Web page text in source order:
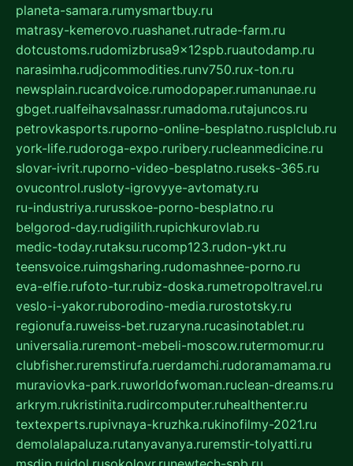
planeta-samara.rumysmartbuy.ru
matrasy-kemerovo.ruashanet.rutrade-farm.ru
dotcustoms.rudomizbrusa9x12spb.ruautodamp.ru
narasimha.rudjcommodities.runv750.rux-ton.ru
newsplain.rucardvoice.rumodopaper.rumanunae.ru
gbget.rualfeihavsalnassr.rumadoma.rutajuncos.ru
petrovkasports.ruporno-online-besplatno.rusplclub.ru
york-life.rudoroga-expo.ruribery.rucleanmedicine.ru
slovar-ivrit.ruporno-video-besplatno.ruseks-365.ru
ovucontrol.rusloty-igrovyye-avtomaty.ru
ru-industriya.rurusskoe-porno-besplatno.ru
belgorod-day.rudigilith.rupichkurovlab.ru
medic-today.rutaksu.rucomp123.rudon-ykt.ru
teensvoice.ruimgsharing.rudomashnee-porno.ru
eva-elfie.rufoto-tur.rubiz-doska.rumetropoltravel.ru
veslo-i-yakor.ruborodino-media.rurostotsky.ru
regionufa.ruweiss-bet.ruzaryna.rucasinotablet.ru
universalia.ruremont-mebeli-moscow.rutermomur.ru
clubfisher.ruremstirufa.ruerdamchi.rudoramamama.ru
muraviovka-park.ruworldofwoman.ruclean-dreams.ru
arkrym.rukristinita.rudircomputer.ruhealthenter.ru
textexperts.rupivnaya-kruzhka.rukinofilmy-2021.ru
demolalapaluza.rutanyavanya.ruremstir-tolyatti.ru